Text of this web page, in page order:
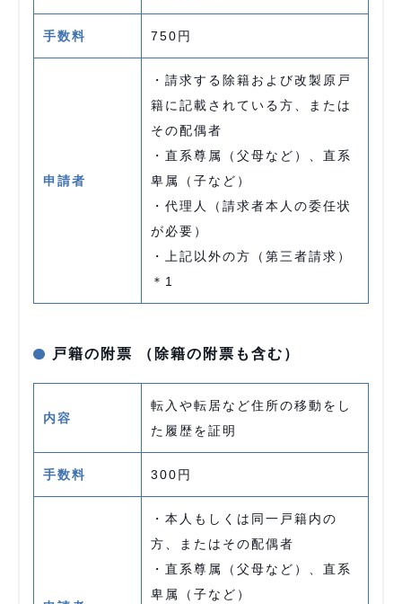
手数料 750円
申請者
・請求する除籍および改製原戸
籍に記載されている方、または
その配偶者
・直系尊属（父母など）、直系
卑属（子など）
・代理人（請求者本人の委任状
が必要）
・上記以外の方（第三者請求）
＊1
戸籍の附票 （除籍の附票も含む）
内容
転入や転居など住所の移動をし
た履歴を証明
手数料 300円
・本人もしくは同一戸籍内の
方、またはその配偶者
・直系尊属（父母など）、直系
卑属（子など）